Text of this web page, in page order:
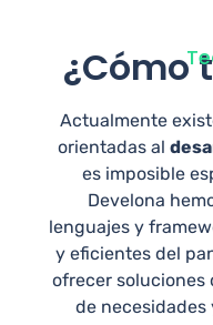
¿Cómo
Actualmente
orientadas al
es imposible
Develona
lenguajes y
y eficientes del
ofrecer soluciones
de necesidades